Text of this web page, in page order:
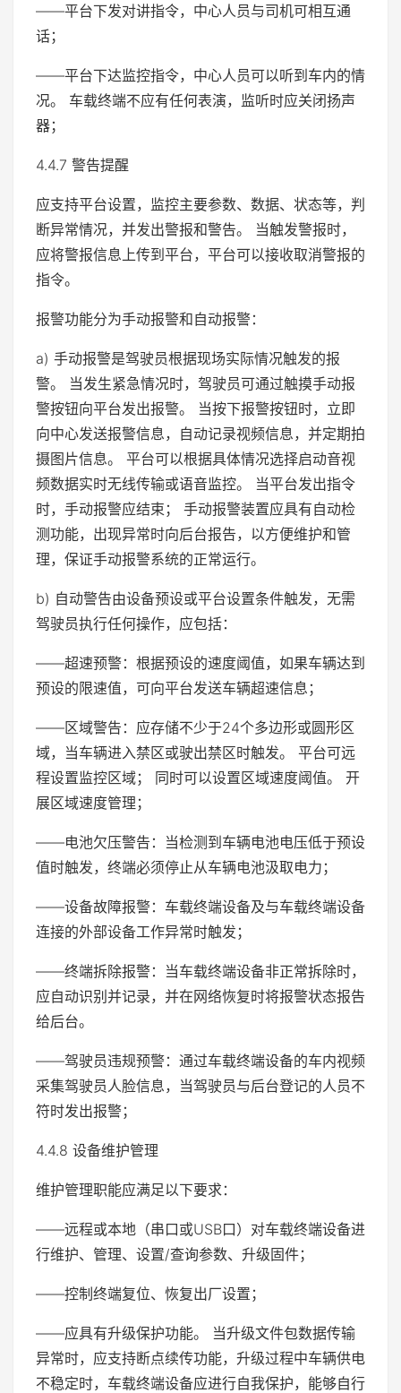
——平台下发对讲指令，中心人员与司机可相互通
话；
——平台下达监控指令，中心人员可以听到车内的情
况。 车载终端不应有任何表演，监听时应关闭扬声
器；
4.4.7 警告提醒
应支持平台设置，监控主要参数、数据、状态等，判
断异常情况，并发出警报和警告。 当触发警报时，
应将警报信息上传到平台，平台可以接收取消警报的
指令。
报警功能分为手动报警和自动报警：
a) 手动报警是驾驶员根据现场实际情况触发的报
警。 当发生紧急情况时，驾驶员可通过触摸手动报
警按钮向平台发出报警。 当按下报警按钮时，立即
向中心发送报警信息，自动记录视频信息，并定期拍
摄图片信息。 平台可以根据具体情况选择启动音视
频数据实时无线传输或语音监控。 当平台发出指令
时，手动报警应结束； 手动报警装置应具有自动检
测功能，出现异常时向后台报告，以方便维护和管
理，保证手动报警系统的正常运行。
b) 自动警告由设备预设或平台设置条件触发，无需
驾驶员执行任何操作，应包括：
——超速预警：根据预设的速度阈值，如果车辆达到
预设的限速值，可向平台发送车辆超速信息；
——区域警告：应存储不少于24个多边形或圆形区
域，当车辆进入禁区或驶出禁区时触发。 平台可远
程设置监控区域； 同时可以设置区域速度阈值。 开
展区域速度管理；
——电池欠压警告：当检测到车辆电池电压低于预设
值时触发，终端必须停止从车辆电池汲取电力；
——设备故障报警：车载终端设备及与车载终端设备
连接的外部设备工作异常时触发；
——终端拆除报警：当车载终端设备非正常拆除时，
应自动识别并记录，并在网络恢复时将报警状态报告
给后台。
——驾驶员违规预警：通过车载终端设备的车内视频
采集驾驶员人脸信息，当驾驶员与后台登记的人员不
符时发出报警；
4.4.8 设备维护管理
维护管理职能应满足以下要求：
——远程或本地（串口或USB口）对车载终端设备进
行维护、管理、设置/查询参数、升级固件；
——控制终端复位、恢复出厂设置；
——应具有升级保护功能。 当升级文件包数据传输
异常时，应支持断点续传功能，升级过程中车辆供电
不稳定时，车载终端设备应进行自我保护，能够自行